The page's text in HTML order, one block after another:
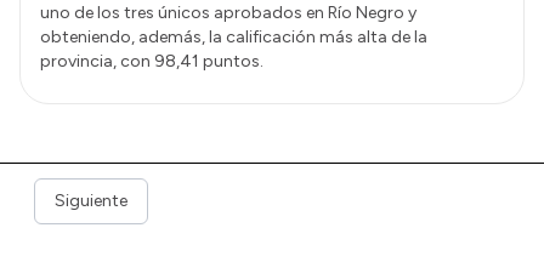
uno de los tres únicos aprobados en Río Negro y
obteniendo, además, la calificación más alta de la
provincia, con 98,41 puntos.
Siguiente